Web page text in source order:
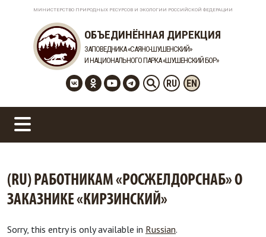
МИНИСТЕРСТВО ПРИРОДНЫХ РЕСУРСОВ И ЭКОЛОГИИ РОССИЙСКОЙ ФЕДЕРАЦИИ
ОБЪЕДИНЁННАЯ ДИРЕКЦИЯ
ЗАПОВЕДНИКА «САЯНО-ШУШЕНСКИЙ»
И НАЦИОНАЛЬНОГО ПАРКА «ШУШЕНСКИЙ БОР»
RU EN
(RU) РАБОТНИКАМ «РОСЖЕЛДОРСНАБ» О
ЗАКАЗНИКЕ «КИРЗИНСКИЙ»
Sorry, this entry is only available in Russian.